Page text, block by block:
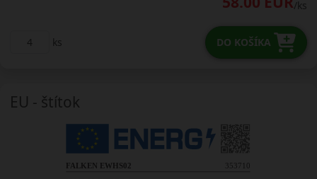
/ks
ks DO KOŠÍKA
EU - štítok